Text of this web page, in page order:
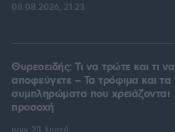
08.08.2026, 21:23
Θυρεοειδής: Τι να τρώτε και τι να
αποφεύγετε – Τα τρόφιμα και τα
συμπληρώματα που χρειάζονται
προσοχή